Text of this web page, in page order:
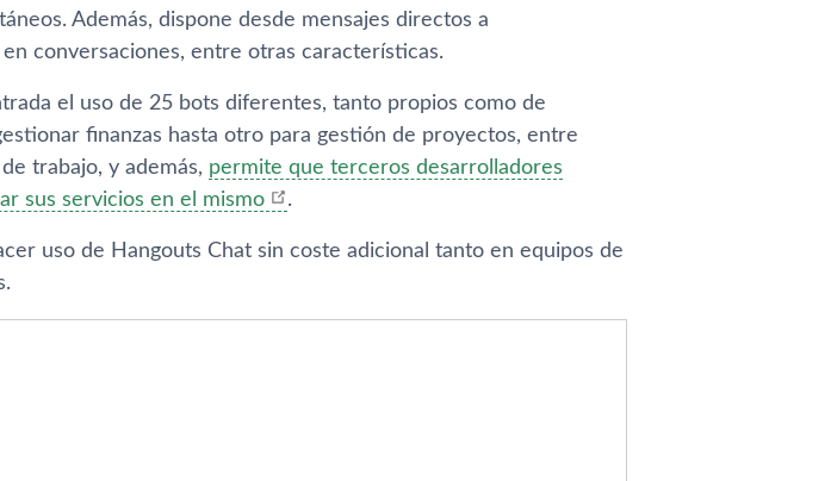
Además, dispone desde mensajes directos a
conversaciones, entre otras caracterí­sticas.
el uso de 25 bots diferentes, tanto propios como de
finanzas hasta otro para gestión de proyectos, entre
trabajo, y además, permite que terceros desarrolladores
sus servicios en el mismo
.
uso de Hangouts Chat sin coste adicional tanto en equipos de